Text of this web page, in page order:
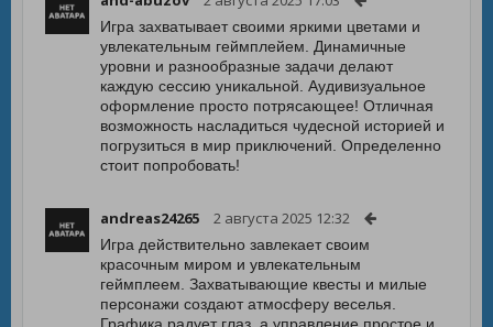
Игра захватывает своими яркими цветами и
увлекательным геймплейем. Динамичные
уровни и разнообразные задачи делают
каждую сессию уникальной. Аудивизуальное
оформление просто потрясающее! Отличная
возможность насладиться чудесной историей и
погрузиться в мир приключений. Определенно
стоит попробовать!
andreas24265 2 августа 2025 12:32
Игра действительно завлекает своим
красочным миром и увлекательным
геймплеем. Захватывающие квесты и милые
персонажи создают атмосферу веселья.